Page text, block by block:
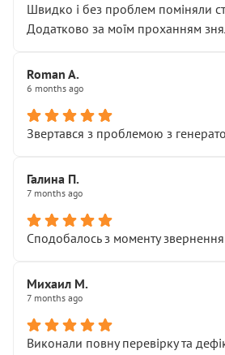
Швидко і без проблем поміняли
Додатково за моїм проханням
Roman A.
6 months ago
Звертався з проблемою з
Галина П.
7 months ago
Сподобалось з моменту
Михаил М.
7 months ago
Виконали повну перевірку та